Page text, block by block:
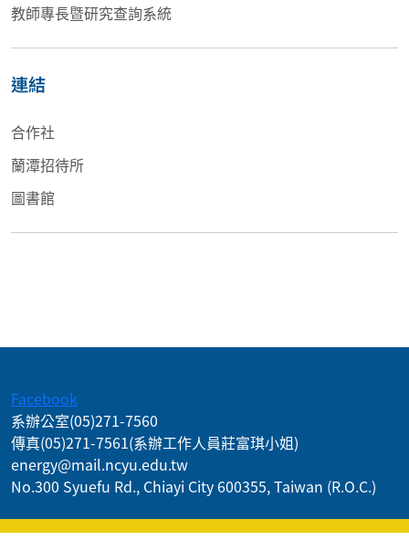
教師專長暨研究查詢系統
連結
合作社
蘭潭招待所
圖書館
Facebook
系辦公室(05)271-7560
傳真(05)271-7561(系辦工作人員莊富琪小姐)
energy@mail.ncyu.edu.tw
No.300 Syuefu Rd., Chiayi City 600355, Taiwan (R.O.C.)